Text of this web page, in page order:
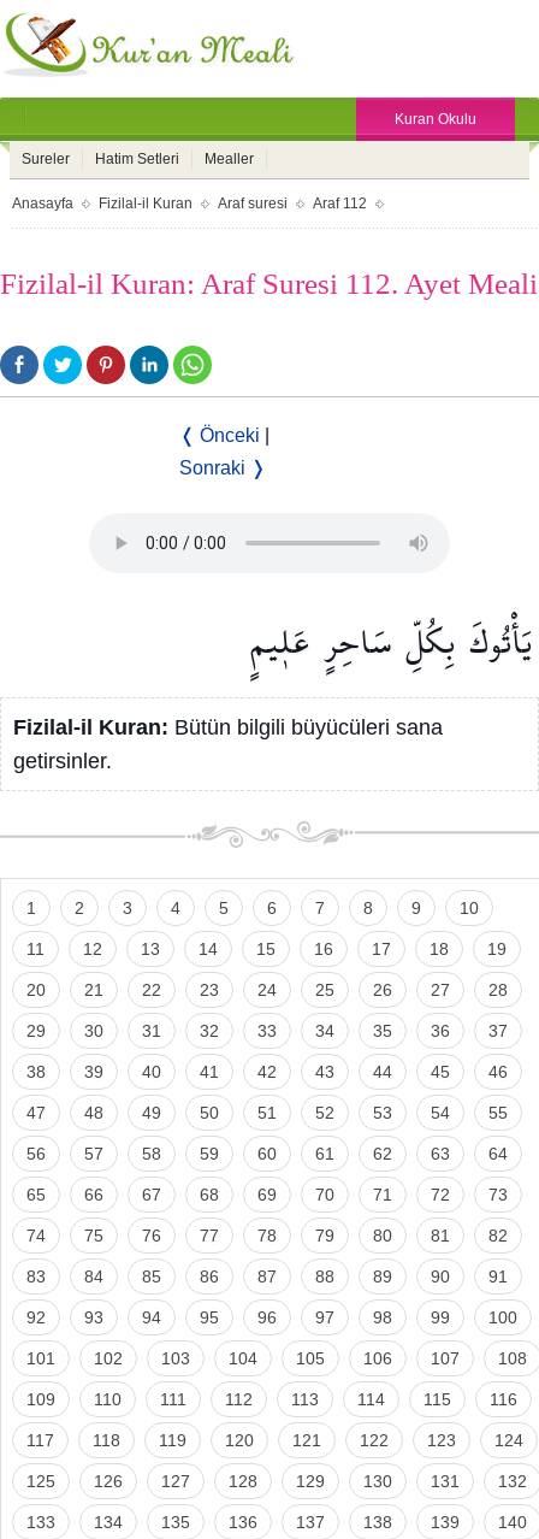
Kuran Okulu
Sureler Hatim Setleri Mealler
Anasayfa Fizilal-il Kuran Araf suresi Araf 112
Fizilal-il Kuran: Araf Suresi 112. Ayet Meali
❬ Önceki
Sonraki ❭
يَأْتُوكَبِكُلِّسَاحِرٍ عَل۪يمٍ
Fizilal-il Kuran: Bütün bilgili büyücüleri sana
getirsinler.
1 2 3 4 5 6 7 8 9 10
11 12 13 14 15 16 17 18 19
20 21 22 23 24 25 26 27 28
29 30 31 32 33 34 35 36 37
38 39 40 41 42 43 44 45 46
47 48 49 50 51 52 53 54 55
56 57 58 59 60 61 62 63 64
65 66 67 68 69 70 71 72 73
74 75 76 77 78 79 80 81 82
83 84 85 86 87 88 89 90 91
92 93 94 95 96 97 98 99 100
101 102 103 104 105 106 107 108
109 110 111 112 113 114 115 116
117 118 119 120 121 122 123 124
125 126 127 128 129 130 131 132
133 134 135 136 137 138 139 140